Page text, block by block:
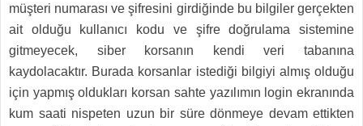
müşteri numarası ve şifresini girdiğinde bu bilgiler gerçekten
ait olduğu kullanıcı kodu ve şifre doğrulama sistemine
gitmeyecek, siber korsanın kendi veri tabanına
kaydolacaktır. Burada korsanlar istediği bilgiyi almış olduğu
için yapmış oldukları korsan sahte yazılımın login ekranında
kum saati nispeten uzun bir süre dönmeye devam ettikten